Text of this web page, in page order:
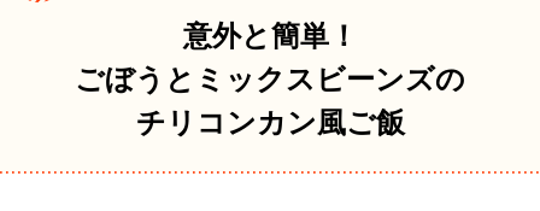
意外と簡単！
ごぼうとミックスビーンズの
チリコンカン風ご飯